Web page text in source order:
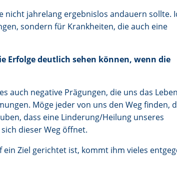
nicht jahrelang ergebnislos andauern sollte.
sondern für Krankheiten, die auch eine
Erfolge deutlich sehen können, wenn die
auch negative Prägungen, die uns das Leben
Möge jeder von uns den Weg finden,
dass eine Linderung/Heilung unseres
dieser Weg öffnet.
Ziel gerichtet ist, kommt ihm vieles